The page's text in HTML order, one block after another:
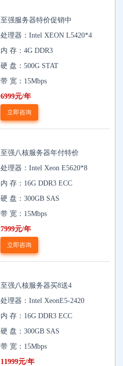
至强服务器特价促销中
处理器：Intel XEON L5420*4
内 存：4G DDR3
硬 盘：500G STAT
带 宽：15Mbps
6999元/年
立即咨询
至强八核服务器年付特价
处理器：Intel Xeon E5620*8
内 存：16G DDR3 ECC
硬 盘：300GB SAS
带 宽：15Mbps
7999元/年
立即咨询
至强八核服务器买8送4
处理器：Intel XeonE5-2420
内 存：16G DDR3 ECC
硬 盘：300GB SAS
带 宽：15Mbps
11999元/年